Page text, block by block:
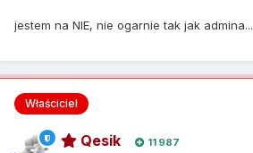
jestem na NIE, nie ogarnie tak jak admina...
Właściciel
Qesik 11 987